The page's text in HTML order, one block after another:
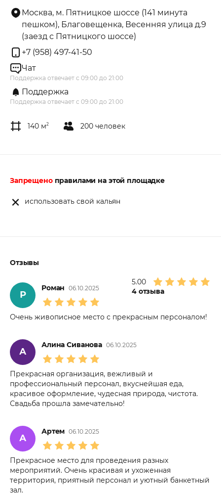
Москва, м. Пятницкое шоссе (141 минута
пешком), Благовещенка, Весенняя улица д.9
(заезд с Пятницкого шоссе)
+7 (958) 497-41-50
Чат
Поддержка отвечает с 09:00 до 21:00
Поддержка
Поддержка отвечает с 09:00 до 21:00
140 м2 200 человек
Запрещеноправилами на этой площадке
использовать свой кальян
Отзывы
5.00
4отзыва
Р
Роман 06.10.2025
Очень живописное место с прекрасным персоналом!
А
Алина Сиванова 06.10.2025
Прекрасная организация, вежливый и
профессиональный персонал, вкуснейшая еда,
красивое оформление, чудесная природа, чистота.
Свадьба прошла замечательно!
А
Артем 06.10.2025
Прекрасное место для проведения разных
мероприятий. Очень красивая и ухоженная
территория, приятный персонал и уютный банкетный
зал.